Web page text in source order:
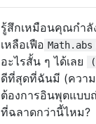
รู้สึกเหมือนคุณกำลั
เหลือเฟือ Math.abs
อะไรสั้น ๆ ได้เลย
ดีที่สุดที่ฉันมี (ความ
ต้องการอินพุตแบบ
ที่ฉลาดกว่านี้ไหม?